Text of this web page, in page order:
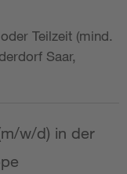
Teilzeit (mind.
Saar,
w/d) in der